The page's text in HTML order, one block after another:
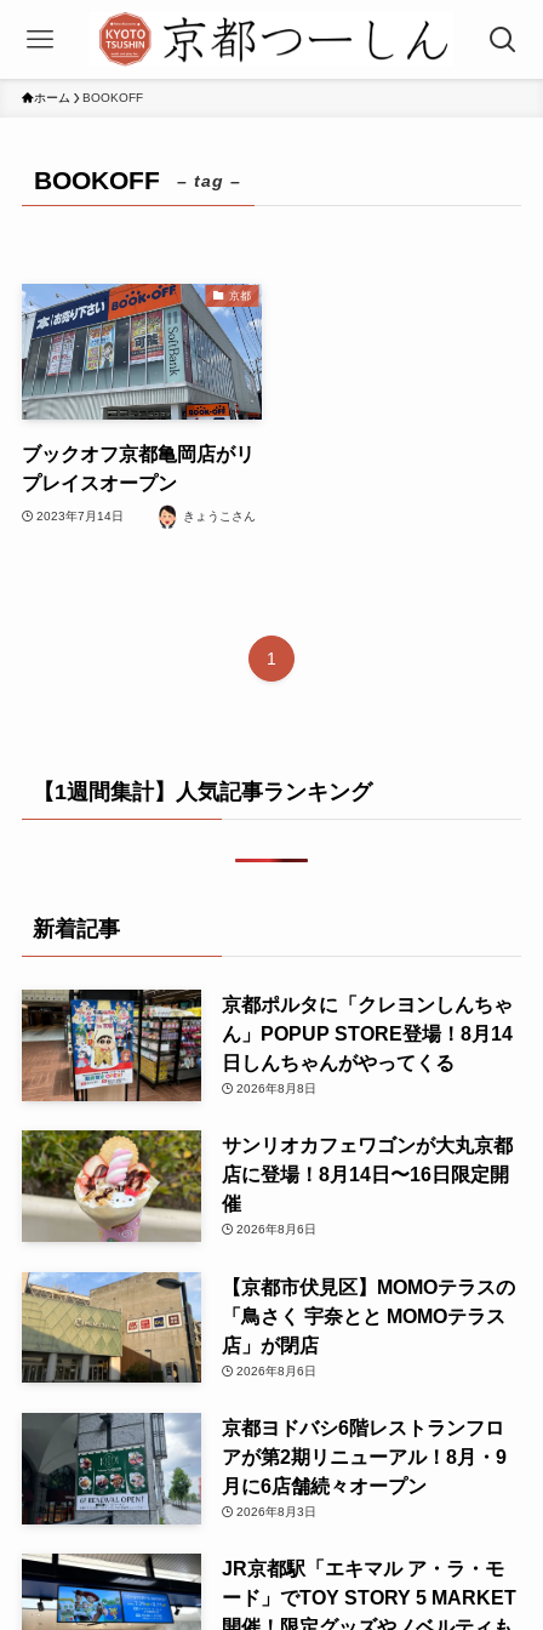
ホーム BOOKOFF
BOOKOFF – tag –
京都
ブックオフ京都亀岡店がリ
プレイスオープン
2023年7月14日 きょうこさん
1
【1週間集計】人気記事ランキング
新着記事
京都ポルタに「クレヨンしんちゃ
ん」POPUP STORE登場！8月14
日しんちゃんがやってくる
2026年8月8日
サンリオカフェワゴンが大丸京都
店に登場！8月14日〜16日限定開
催
2026年8月6日
【京都市伏見区】MOMOテラスの
「鳥さく 宇奈とと MOMOテラス
店」が閉店
2026年8月6日
京都ヨドバシ6階レストランフロ
アが第2期リニューアル！8月・9
月に6店舗続々オープン
2026年8月3日
JR京都駅「エキマル ア・ラ・モ
ード」でTOY STORY 5 MARKET